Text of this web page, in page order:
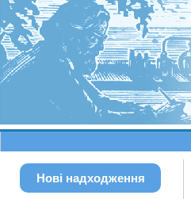
Нові надходження